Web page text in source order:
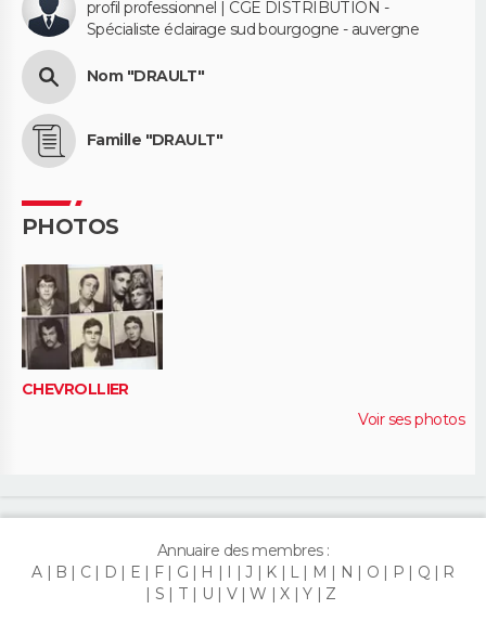
profil professionnel | CGE DISTRIBUTION -
Spécialiste éclairage sud bourgogne - auvergne
Nom "DRAULT"
Famille "DRAULT"
PHOTOS
CHEVROLLIER
Voir ses photos
Annuaire des membres :
A
B C D E F G H I J K L M N O P Q
R
S
T U V W X Y Z